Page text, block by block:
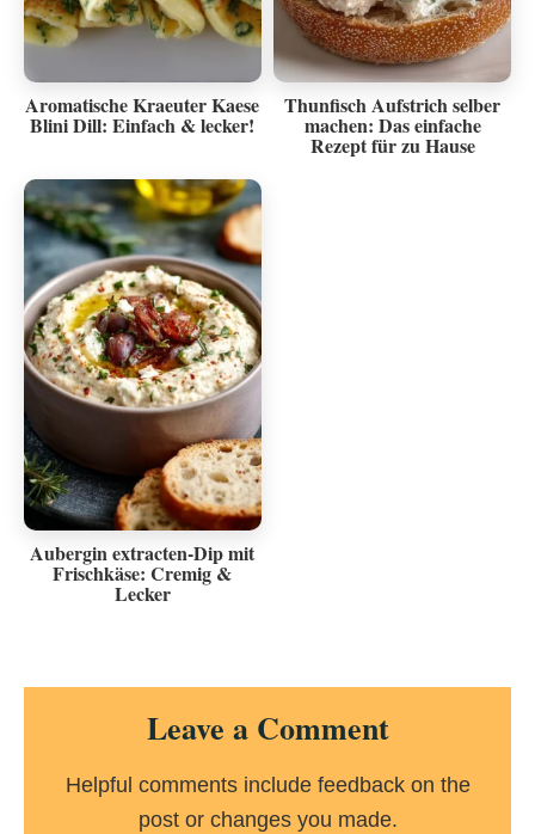
Aromatische Kraeuter Kaese
Blini Dill: Einfach & lecker!
Thunfisch Aufstrich selber
machen: Das einfache
Rezept für zu Hause
Aubergin extracten-Dip mit
Frischkäse: Cremig &
Lecker
Reader
InteractionsLeave a Comment
Helpful comments include feedback on the
post or changes you made.